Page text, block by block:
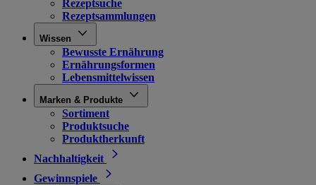
Rezeptsuche
Rezeptsammlungen
Wissen
Bewusste Ernährung
Ernährungsformen
Lebensmittelwissen
Marken & Produkte
Sortiment
Produktsuche
Produktherkunft
Nachhaltigkeit
Gewinnspiele